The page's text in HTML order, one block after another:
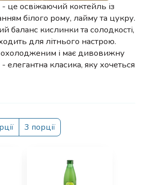
це освіжаючий коктейль із
білого рому, лайму та цукру.
баланс кислинки та солодкості,
для літнього настрою.
охолодженим і має дивовижну
- елегантна класика, яку хочеться
3 порції